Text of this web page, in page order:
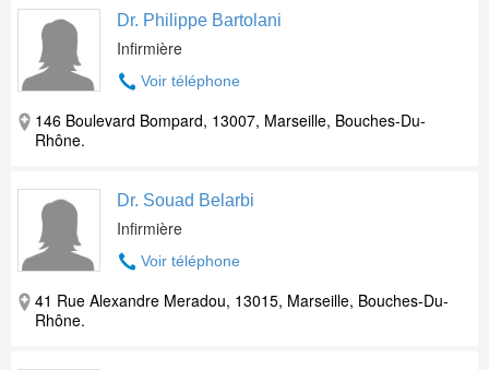
Dr. Philippe Bartolani
Infirmière
Voir téléphone
146 Boulevard Bompard, 13007, Marseille, Bouches-Du-
Rhône.
Dr. Souad Belarbi
Infirmière
Voir téléphone
41 Rue Alexandre Meradou, 13015, Marseille, Bouches-Du-
Rhône.